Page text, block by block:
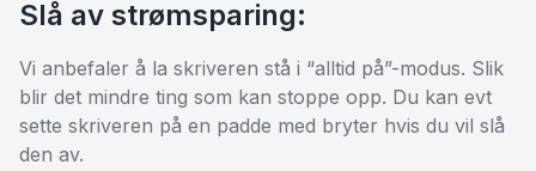
Slå av strømsparing:
Vi anbefaler å la skriveren stå i “alltid på”-modus. Slik
blir det mindre ting som kan stoppe opp. Du kan evt
sette skriveren på en padde med bryter hvis du vil slå
den av.